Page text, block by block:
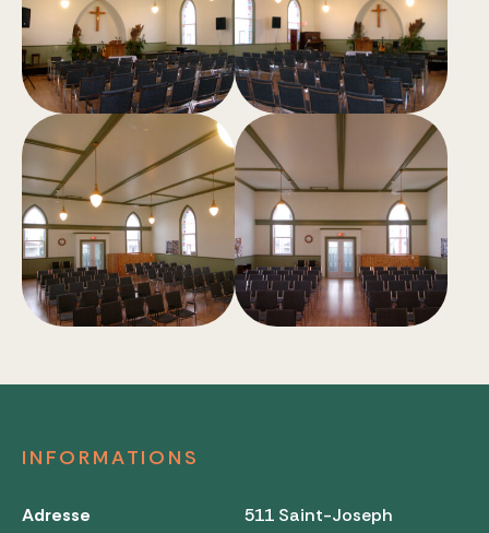
INFORMATIONS
Adresse
511 Saint-Joseph